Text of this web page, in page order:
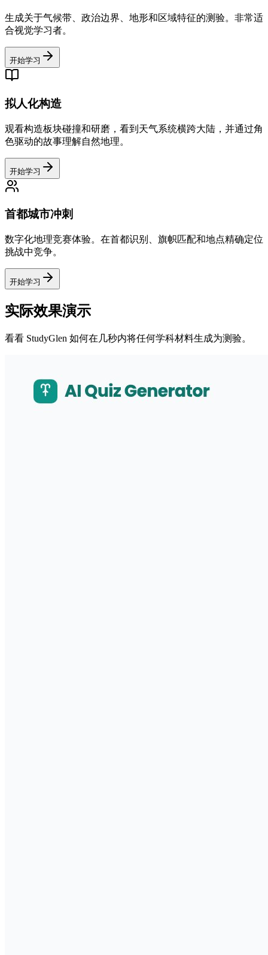
生成关于气候带、政治边界、地形和区域特征的测验。非常适
合视觉学习者。
开始学习
拟人化构造
观看构造板块碰撞和研磨，看到天气系统横跨大陆，并通过角
色驱动的故事理解自然地理。
开始学习
首都城市冲刺
数字化地理竞赛体验。在首都识别、旗帜匹配和地点精确定位
挑战中竞争。
开始学习
实际效果演示
看看 StudyGlen 如何在几秒内将任何学科材料生成为测验。